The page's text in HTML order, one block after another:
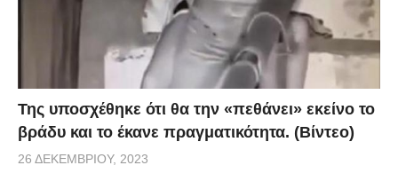
Της υποσχέθηκε ότι θα την «πεθάνει» εκείνο το
βράδυ και το έκανε πραγματικότητα. (Βίντεο)
26 ΔΕΚΕΜΒΡΊΟΥ, 2023